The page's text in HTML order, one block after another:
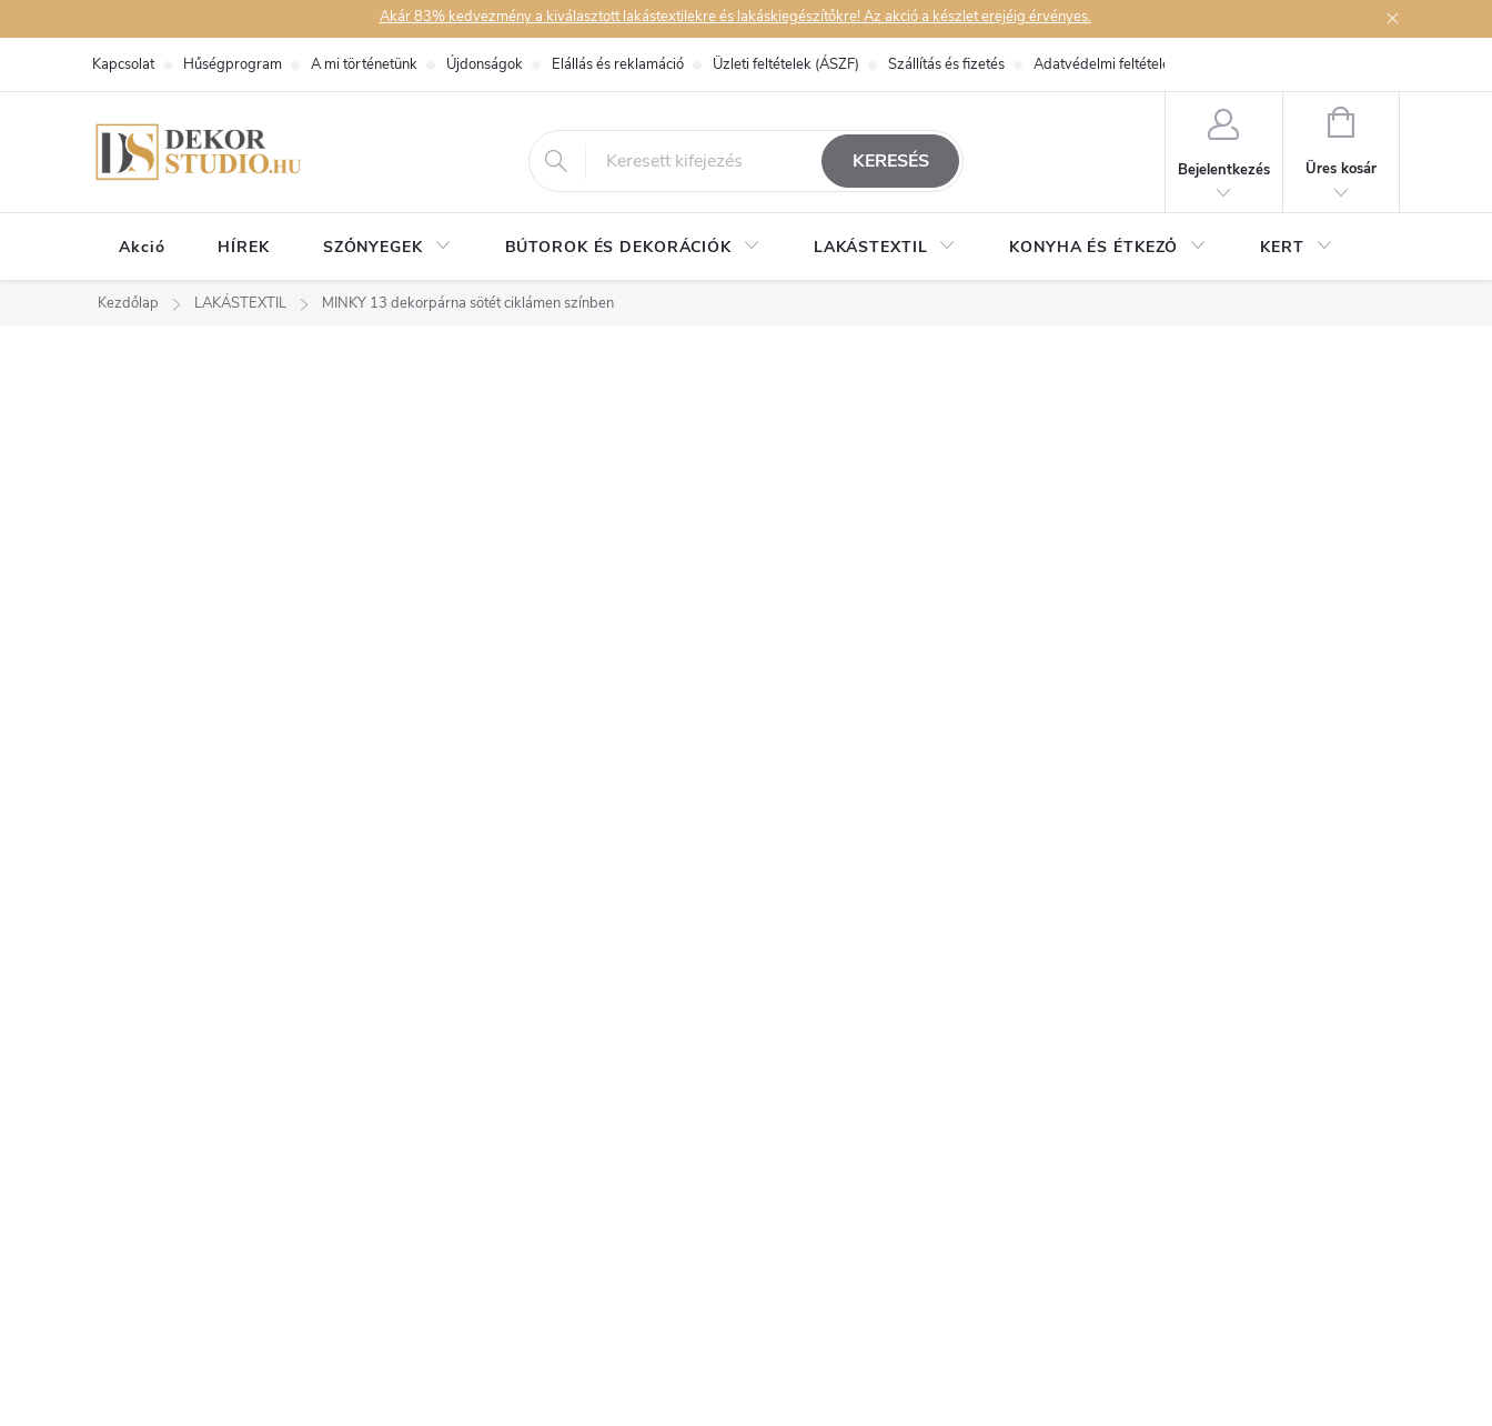
a
Akár 83% kedvezmény a kiválasztott lakástextilekre és lakáskiegészítőkre! Az akció a készlet erejéig érvényes.
eshop@dekorstudio.hu
Kapcsolat Hűségprogram A mi történetünk Újdonságok Elállás és reklamáció Üzleti feltételek (ÁSZF) Szállítás és fizetés Adatvédelmi feltételek
KERESÉS Bejelentkezés
KOSÁR
Üres kosár
Akció HÍREK SZŐNYEGEK BÚTOROK ÉS DEKORÁCIÓK LAKÁSTEXTIL KONYHA ÉS ÉTKEZŐ KERT
Kezdőlap LAKÁSTEXTIL MINKY 13 dekorpárna sötét ciklámen színben